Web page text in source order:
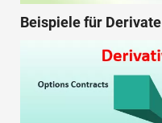
Beispiele für Derivate